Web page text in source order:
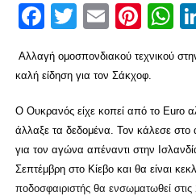
Facebook
Twitter
Email
Αλλαγή ομοσπονδιακού τεχνικού
καλή είδηση για τον Σάκχοφ.
Ο Ουκρανός είχε κοπεί από το Euro
άλλαξε τα δεδομένα. Τον κάλεσε στο
για τον αγώνα απέναντι στην
Σεπτέμβρη στο Κίεβο και θα είναι
ποδοσφαιριστής θα ενσωματωθεί